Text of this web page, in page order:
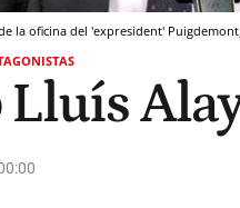
la oficina del 'expresident'
Lluís